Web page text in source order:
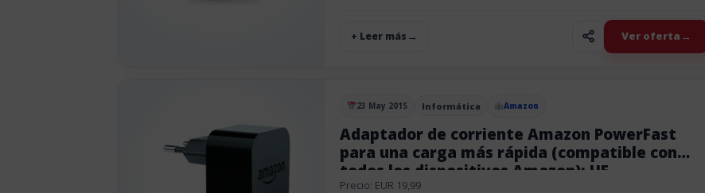
+ Leer más Ver oferta
Publicado el
23 May 2015 Informática Amazon
Adaptador de corriente Amazon PowerFast
para una carga más rápida (compatible con
todos los dispositivos Amazon); UE
Precio: EUR 19,99